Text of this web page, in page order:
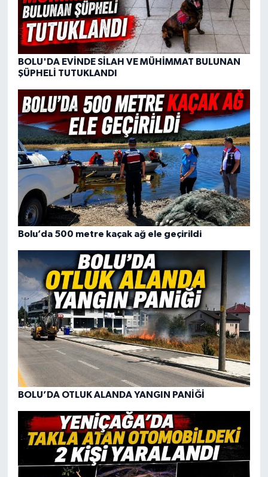
BOLU'DA EVİNDE SİLAH VE MÜHİMMAT BULUNAN
ŞÜPHELİ TUTUKLANDI
Bolu’da 500 metre kaçak ağ ele geçirildi
BOLU’DA OTLUK ALANDA YANGIN PANİĞİ